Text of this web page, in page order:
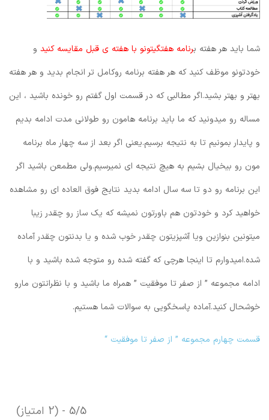
شما باید هر هفته برنامه هفتگیتونو با هفته ی قبل مقایسه کنید و
خودتونو موظف کنید که هر هفته برنامه روکامل تر انجام بدید و هر هفته
بهتر و بهتر بشید.اگر مطالبی که در قسمت اول گفتم رو خونده باشید ، این
مساله رو میدونید که ما باید برنامه هامون رو طولانی مدت ادامه بدیم
و پایدار بمونیم تا به نتیجه برسیم.یعنی اگر بعد از سه چهار ماه برنامه
مون رو بیخیال بشیم به هیچ نتیجه ای نمیرسیم.ولی مطمعن باشید اگر
این برنامه رو دو تا سه سال ادامه بدید نتایج فوق العاده ای رو مشاهده
خواهید کرد و خودتون هم باورتون نمیشه که یک ساز رو چقدر زیبا
میتونین بنوازین ویا آشپزیتون چقدر خوب شده و یا بدنتون چقدر آماده
شده.امیدوارم تا اینجا هرچی که گفته شده رو متوجه شده باشید و با
ادامه مجموعه ” از صفر تا موفقیت ” همراه ما باشید و با نظراتتون مارو
خوشحال کنید.آماده پاسخگویی به سوالات شما هستیم.
قسمت چهارم مجموعه ” از صفر تا موفقیت “
5/5 - (2 امتیاز)